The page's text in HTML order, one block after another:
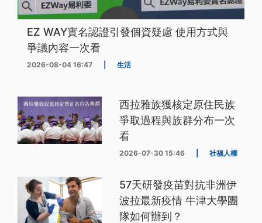
EZ WAY實名認證引發個資疑慮 使用方式與
爭議內容一次看
2026-08-04 16:47 生活
西拉雅族獲核定原住民族
爭取過程與族群分布一次
看
2026-07-30 15:46 社福人權
57天研發疫苗對抗非洲伊
波拉最新疫情 牛津大學團
隊如何辦到？